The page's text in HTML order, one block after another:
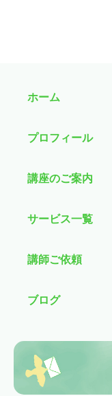
ホーム
プロフィール
講座のご案内
サービス一覧
講師ご依頼
ブログ